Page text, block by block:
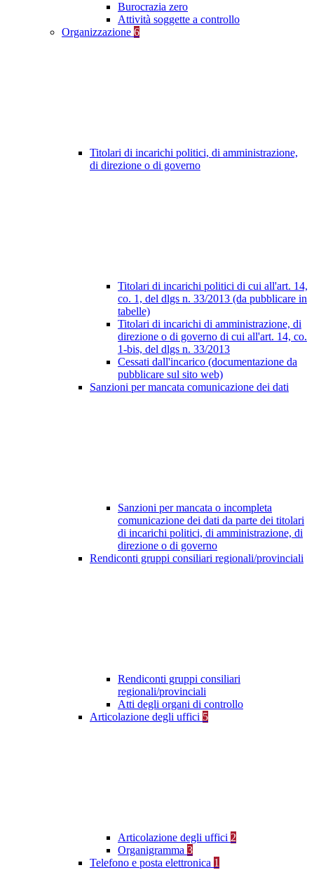
Burocrazia zero
Attività soggette a controllo
Organizzazione 6
Titolari di incarichi politici, di amministrazione,
di direzione o di governo
Titolari di incarichi politici di cui all'art. 14,
co. 1, del dlgs n. 33/2013 (da pubblicare in
tabelle)
Titolari di incarichi di amministrazione, di
direzione o di governo di cui all'art. 14, co.
1-bis, del dlgs n. 33/2013
Cessati dall'incarico (documentazione da
pubblicare sul sito web)
Sanzioni per mancata comunicazione dei dati
Sanzioni per mancata o incompleta
comunicazione dei dati da parte dei titolari
di incarichi politici, di amministrazione, di
direzione o di governo
Rendiconti gruppi consiliari regionali/provinciali
Rendiconti gruppi consiliari
regionali/provinciali
Atti degli organi di controllo
Articolazione degli uffici 5
Articolazione degli uffici 2
Organigramma 3
Telefono e posta elettronica 1